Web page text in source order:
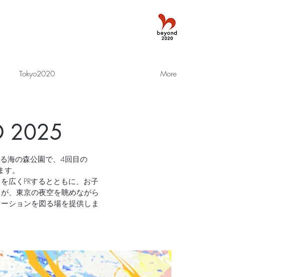
Tokyo2020 More
2025
海の森公園で、4回目の
。
広くPRするとともに、お子
、東京の夜空を眺めながら
ションを図る場を提供しま